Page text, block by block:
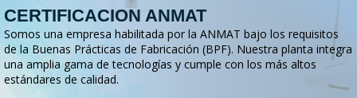
CERTIFICACION ANMAT
Somos una empresa habilitada por la ANMAT bajo los requisitos
de la Buenas Prácticas de Fabricación (BPF). Nuestra planta integra
una amplia gama de tecnologías y cumple con los más altos
estándares de calidad.